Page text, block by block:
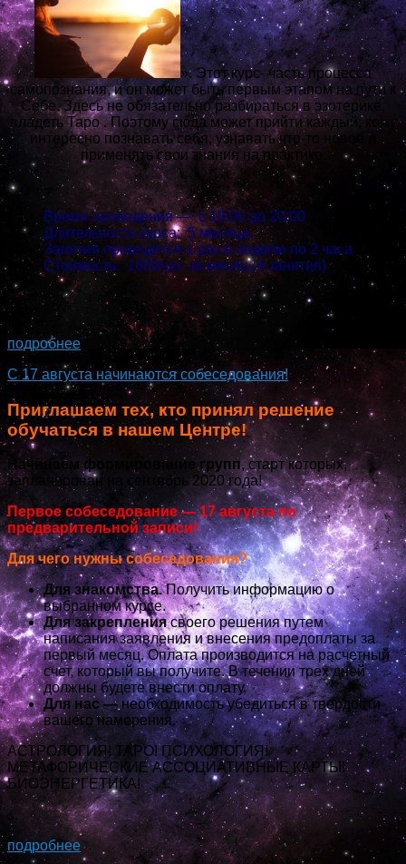
». Этот курс- часть процесса
самопознания, и он может быть первым этапом на пути к
Себе. Здесь не обязательно разбираться в эзотерике,
владеть Таро . Поэтому сюда может прийти каждый, кому
интересно познавать себя, узнавать что-то новое и
применять свои знания на практике.
Время проведения — с 18:00 до 20:00
Длительность курса: 5 месяца.
Занятия проводятся 1 раз в неделю по 2 часа
Стоимость: 1600грн. за месяц (4 занятия)
подробнее
С 17 августа начинаются собеседования!
Приглашаем тех, кто принял решение
обучаться в нашем Центре!
Начинаем формирование групп,старт которых,
запланирован на сентябрь 2020 года!
Первое собеседование — 17 августа по
предварительной записи!
Для чего нужны собеседования?
Для знакомства.Получить информацию о
выбранном курсе.
Для закреплениясвоего решения путем
написания заявления и внесения предоплаты за
первый месяц. Оплата производится на расчетный
счет, который вы получите. В течении трех дней
должны будете внести оплату.
Для нас —необходимость убедиться в твердости
вашего намерения.
АСТРОЛОГИЯ! ТАРО! ПСИХОЛОГИЯ!
МЕТАФОРИЧЕСКИЕ АССОЦИАТИВНЫЕ КАРТЫ!
БИОЭНЕРГЕТИКА!
...
подробнее